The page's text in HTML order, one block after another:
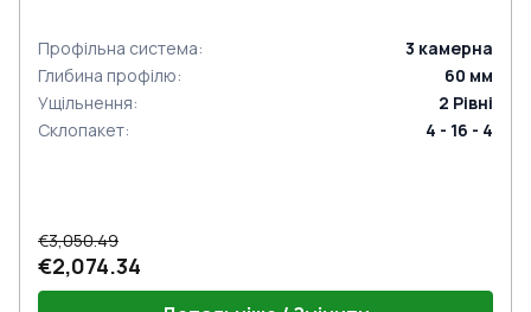
Профільна система: 3 камерна
Глибина профілю: 60 мм
Ущільнення: 2 Рівні
Склопакет: 4 - 16 - 4
€3,050.49
€2,074.34